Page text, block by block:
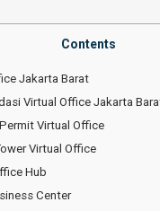
Contents
Jakarta Barat
Virtual Office Jakarta
Virtual Office
Virtual Office
Hub
Center